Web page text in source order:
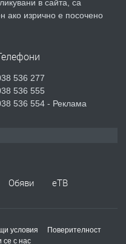
в гр. Хасково кв.
НА МЕБЕЛИ.
обзаведен
в сайта, са
ако изрично е посочено
536 277
536 555
536 554 - Реклама
Обяви
еТВ
условия
Поверителност
с нас